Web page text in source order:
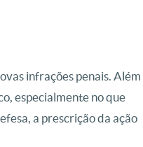
infrações penais. Além
especialmente no que
a prescrição da ação